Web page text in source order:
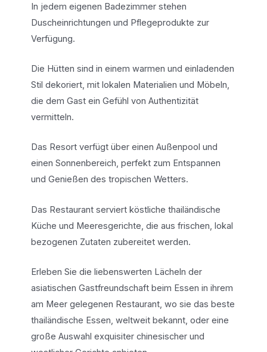
In jedem eigenen Badezimmer stehen
Duscheinrichtungen und Pflegeprodukte zur
Verfügung.
Die Hütten sind in einem warmen und einladenden
Stil dekoriert, mit lokalen Materialien und Möbeln,
die dem Gast ein Gefühl von Authentizität
vermitteln.
Das Resort verfügt über einen Außenpool und
einen Sonnenbereich, perfekt zum Entspannen
und Genießen des tropischen Wetters.
Das Restaurant serviert köstliche thailändische
Küche und Meeresgerichte, die aus frischen, lokal
bezogenen Zutaten zubereitet werden.
Erleben Sie die liebenswerten Lächeln der
asiatischen Gastfreundschaft beim Essen in ihrem
am Meer gelegenen Restaurant, wo sie das beste
thailändische Essen, weltweit bekannt, oder eine
große Auswahl exquisiter chinesischer und